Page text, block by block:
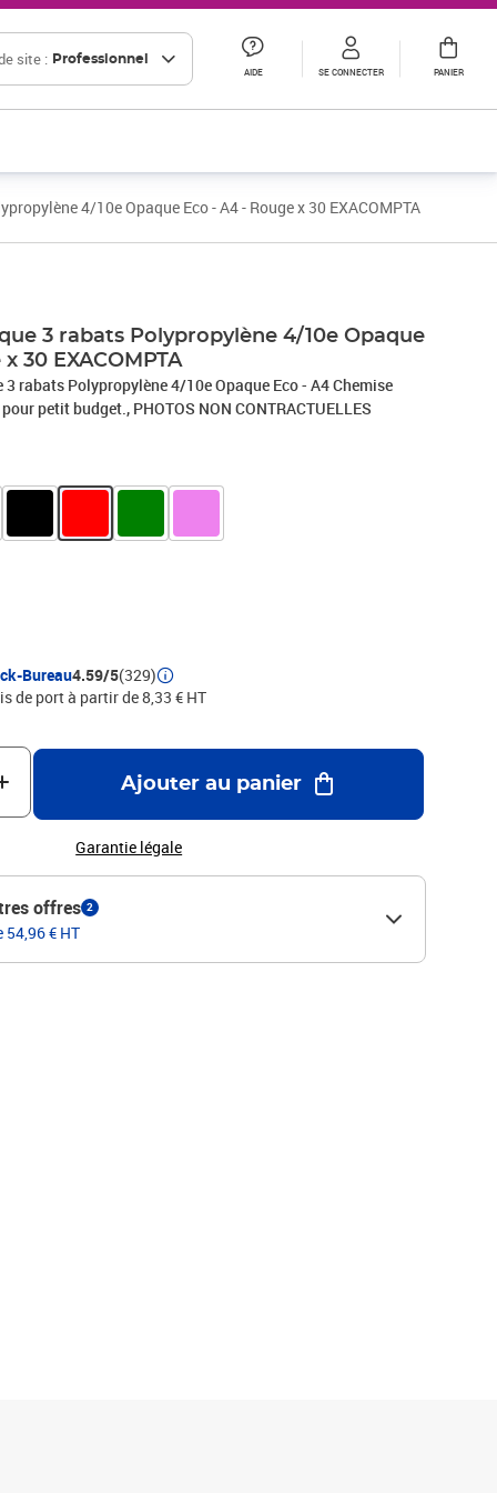
site : Professionnel
AIDE SE CONNECTER PANIER
4/10e Opaque Eco - A4 - Rouge x 30 EXACOMPTA
3 rabats Polypropylène 4/10e Opaque
30 EXACOMPTA
3 rabats Polypropylène 4/10e Opaque Eco - A4 Chemise
petit budget., PHOTOS NON CONTRACTUELLES
Bureau4.59/5(329)
de port à partir de 8,33 € HT
Ajouter au panier
Garantie légale
offres 2
54,96 € HT